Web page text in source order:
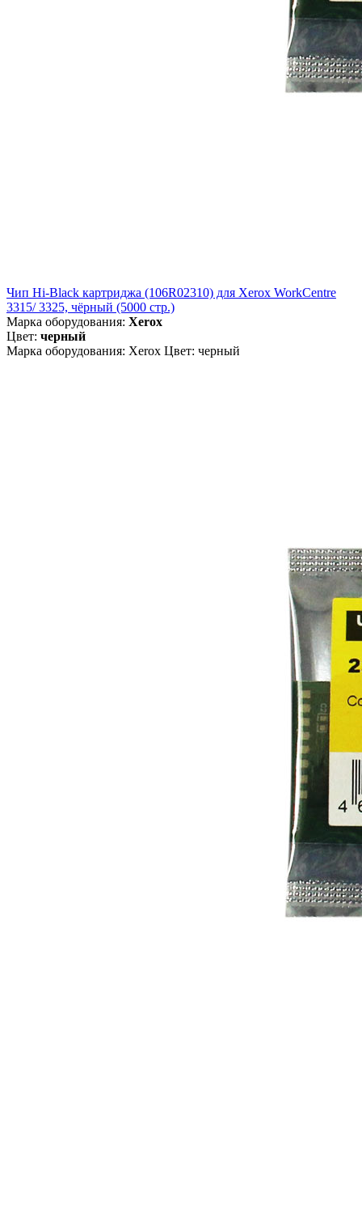
Чип Hi-Black картриджа (106R02310) для Xerox WorkCentre
3315/ 3325, чёрный (5000 стр.)
Марка оборудования: Xerox
Цвет: черный
Марка оборудования: Xerox Цвет: черный